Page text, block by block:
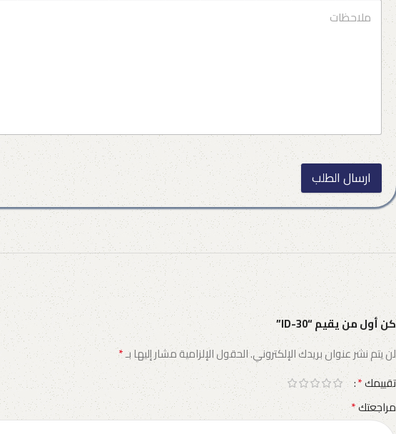
ارسال الطلب
كن أول من يقيم “ID-30”
لن يتم نشر عنوان بريدك الإلكتروني.الحقول الإلزامية مشار إليها بـ*
تقييمك*
مراجعتك*